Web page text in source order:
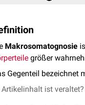
Makrosomatognosie
größer
Gegenteil bezeichnet
Artikelinhalt ist veraltet?